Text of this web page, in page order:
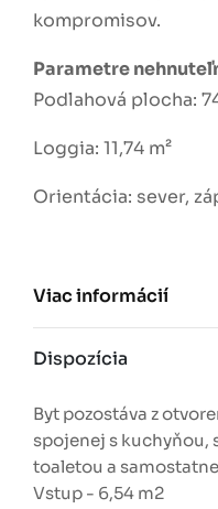
kompromisov.
Parametre
Podlahová plocha:
Loggia: 11,74 m²
Orientácia: sever,
Viac informácií
Dispozícia
Byt pozostáva z
spojenej s kuchyňou,
toaletou a
Vstup - 6,54 m2